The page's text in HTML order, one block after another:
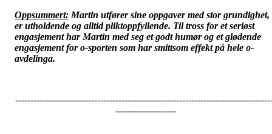
Oppsummert: Martin utfører sine oppgaver med stor grundighet,
er utholdende og alltid pliktoppfyllende. Til tross for et seriøst
engasjement har Martin med seg et godt humør og et glødende
engasjement for o-sporten som har smittsom effekt på hele o-
avdelinga.
--------------------